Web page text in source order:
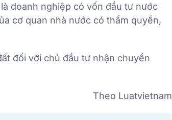
doanh nghiệp có vốn đầu tư nước
cơ quan nhà nước có thẩm quyền,
đối với chủ đầu tư nhận chuyển
Theo Luatvietnam